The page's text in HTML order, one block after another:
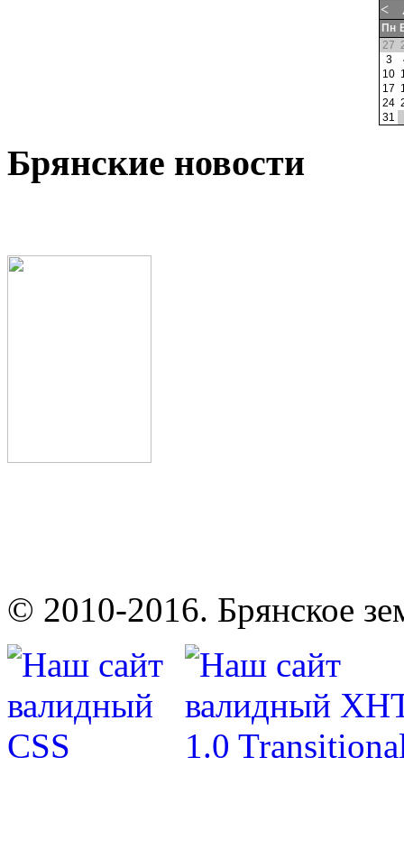
<
Пн
27
3
10
17
24
31
Брянские новости
© 2010-2016. Брянское